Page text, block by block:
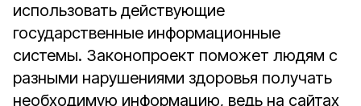
использовать действующие
государственные информационные
системы. Законопроект поможет людям с
разными нарушениями здоровья получать
необходимую информацию, ведь на сайтах